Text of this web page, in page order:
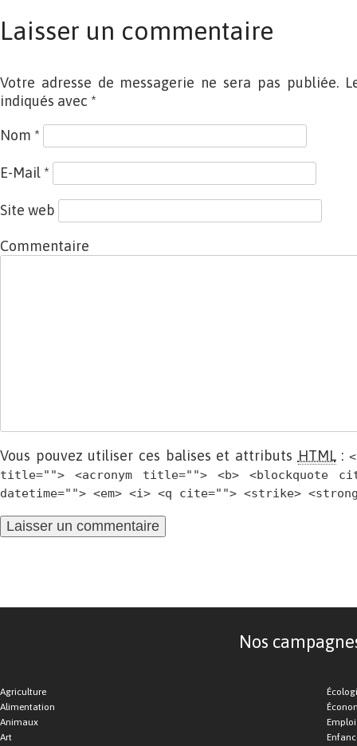
Laisser un commentaire
Votre adresse de messagerie ne sera pas publiée.
indiqués avec *
Nom *
E-Mail *
Site web
Commentaire
Vous pouvez utiliser ces balises et attributs HTML:
title=""> <acronym title=""> <b> <blockquote
datetime=""> <em> <i> <q cite=""> <strike>
Nos
Agriculture
Alimentation
Animaux
Art
Emploi